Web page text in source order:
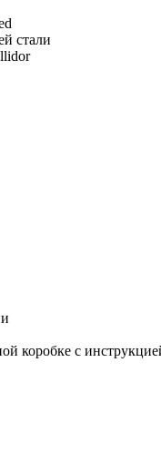
стали
коробке с